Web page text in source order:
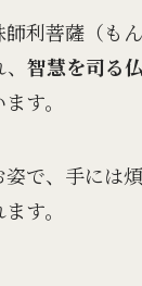
利菩薩（も
智慧を司る
す。
で、手には
す。